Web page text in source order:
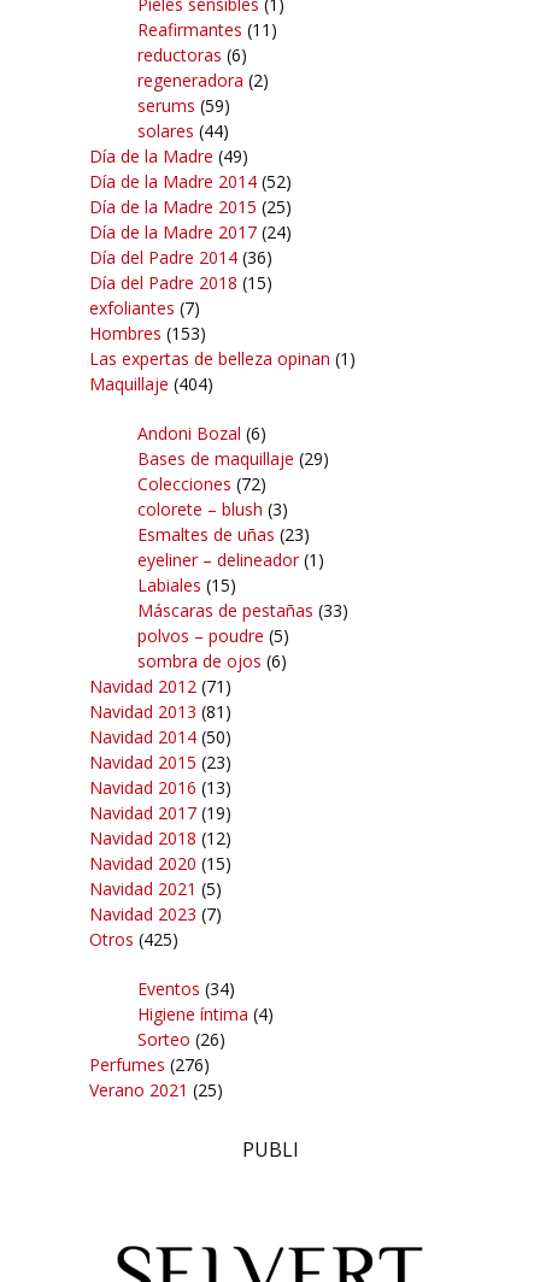
Pieles sensibles (1)
Reafirmantes (11)
reductoras (6)
regeneradora (2)
serums (59)
solares (44)
Día de la Madre (49)
Día de la Madre 2014 (52)
Día de la Madre 2015 (25)
Día de la Madre 2017 (24)
Día del Padre 2014 (36)
Día del Padre 2018 (15)
exfoliantes (7)
Hombres (153)
Las expertas de belleza opinan (1)
Maquillaje (404)
Andoni Bozal (6)
Bases de maquillaje (29)
Colecciones (72)
colorete – blush (3)
Esmaltes de uñas (23)
eyeliner – delineador(1)
Labiales (15)
Máscaras de pestañas (33)
polvos – poudre (5)
sombra de ojos (6)
Navidad 2012 (71)
Navidad 2013 (81)
Navidad 2014 (50)
Navidad 2015 (23)
Navidad 2016 (13)
Navidad 2017 (19)
Navidad 2018 (12)
Navidad 2020 (15)
Navidad 2021 (5)
Navidad 2023 (7)
Otros (425)
Eventos (34)
Higiene íntima (4)
Sorteo (26)
Perfumes (276)
Verano 2021 (25)
PUBLI